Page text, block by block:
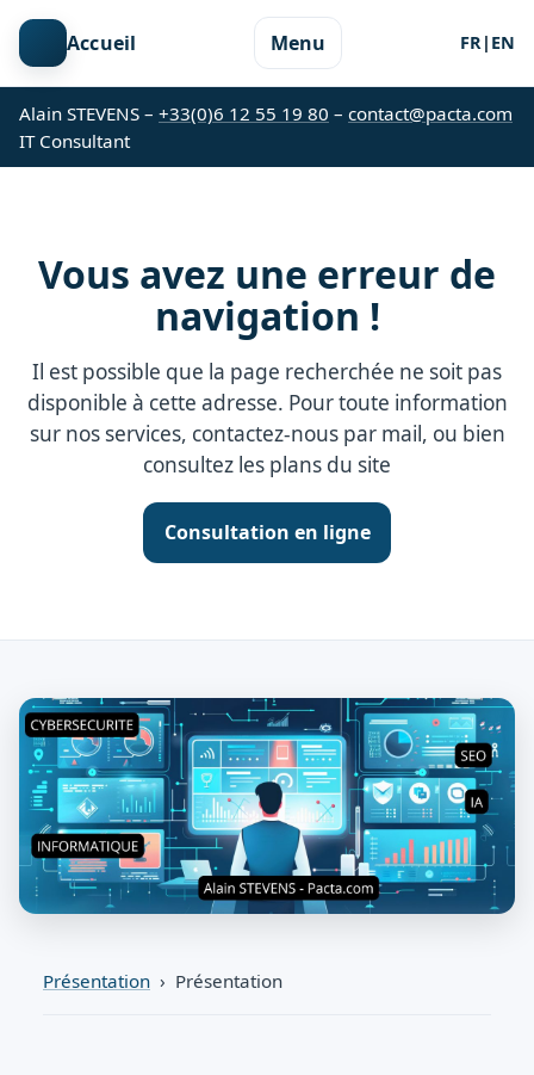
Accueil Menu FR| EN
Alain STEVENS – +33(0)6 12 55 19 80 – contact@pacta.com
IT Consultant
Vous avez une erreur de
navigation !
Il est possible que la page recherchée ne soit pas
disponible à cette adresse. Pour toute information
sur nos services, contactez-nous par mail, ou bien
consultez les plans du site
Consultation en ligne
Présentation › Présentation